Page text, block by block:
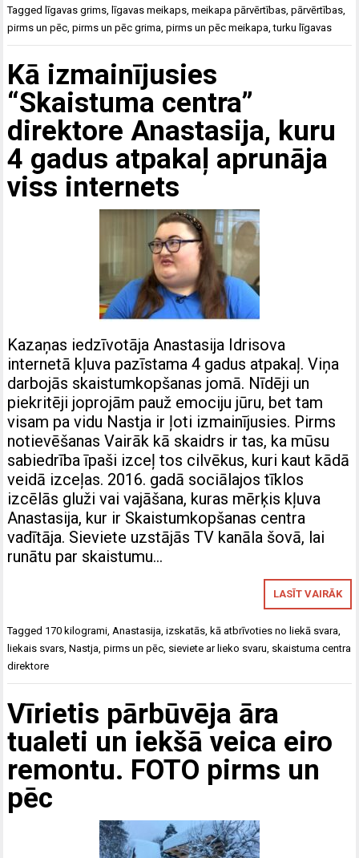
Taggedlīgavas grims ,līgavas meikaps ,meikapa pārvērtības ,pārvērtības
pirms un pēc ,pirms un pēc grima ,pirms un pēc meikapa ,turku līgavas
Kā izmainījusies
“Skaistuma centra”
direktore Anastasija, kuru
4 gadus atpakaļ aprunāja
viss internets
Kazaņas iedzīvotāja Anastasija Idrisova
internetā kļuva pazīstama 4 gadus atpakaļ. Viņa
darbojās skaistumkopšanas jomā. Nīdēji un
piekritēji joprojām pauž emociju jūru, bet tam
visam pa vidu Nastja ir ļoti izmainījusies. Pirms
notievēšanas Vairāk kā skaidrs ir tas, ka mūsu
sabiedrība īpaši izceļ tos cilvēkus, kuri kaut kādā
veidā izceļas. 2016. gadā sociālajos tīklos
izcēlās gluži vai vajāšana, kuras mērķis kļuva
Anastasija, kur ir Skaistumkopšanas centra
vadītāja. Sieviete uzstājās TV kanāla šovā, lai
runātu par skaistumu…
LASĪT VAIRĀK
Tagged 170 kilogrami,Anastasija,izskatās, kā atbrīvoties no liekā svara,
liekais svars,Nastja,pirms un pēc, sieviete ar lieko svaru, skaistuma centra
direktore
Vīrietis pārbūvēja āra
tualeti un iekšā veica eiro
remontu. FOTO pirms un
pēc